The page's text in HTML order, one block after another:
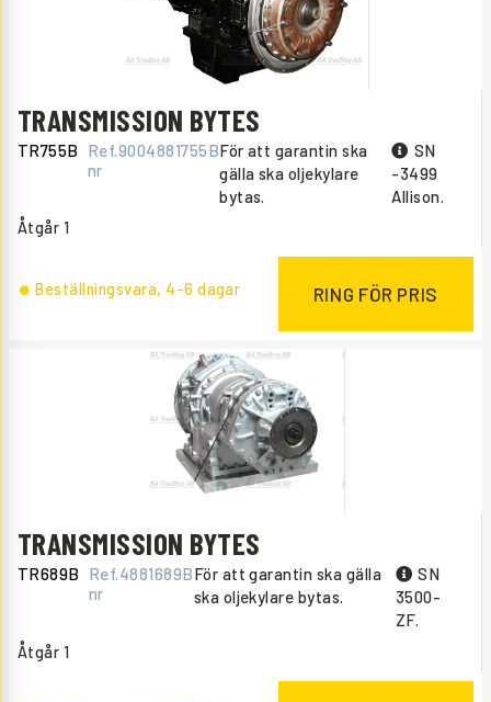
TRANSMISSION BYTES
TR755B
Ref.
nr
9004881755BFör att garantin ska
gälla ska oljekylare
bytas.
SN
-3499
Allison.
Åtgår 1
Beställningsvara, 4-6 dagar RING FÖR PRIS
TRANSMISSION BYTES
TR689B
Ref.
nr
4881689BFör att garantin ska gälla
ska oljekylare bytas.
SN
3500-
ZF.
Åtgår 1